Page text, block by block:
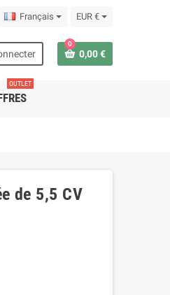
Français EUR €
0
0,00 €
OUTLET
de 5,5 CV